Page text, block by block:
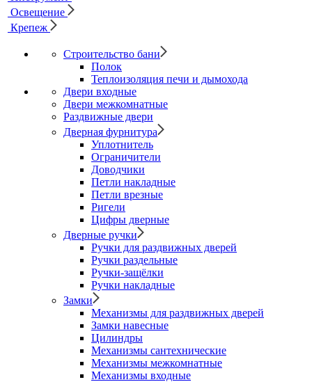
Освещение
Крепеж
Строительство бани
Полок
Теплоизоляция печи и дымохода
Двери входные
Двери межкомнатные
Раздвижные двери
Дверная фурнитура
Уплотнитель
Ограничители
Доводчики
Петли накладные
Петли врезные
Ригели
Цифры дверные
Дверные ручки
Ручки для раздвижных дверей
Ручки раздельные
Ручки-защёлки
Ручки накладные
Замки
Механизмы для раздвижных дверей
Замки навесные
Цилиндры
Механизмы сантехнические
Механизмы межкомнатные
Механизмы входные